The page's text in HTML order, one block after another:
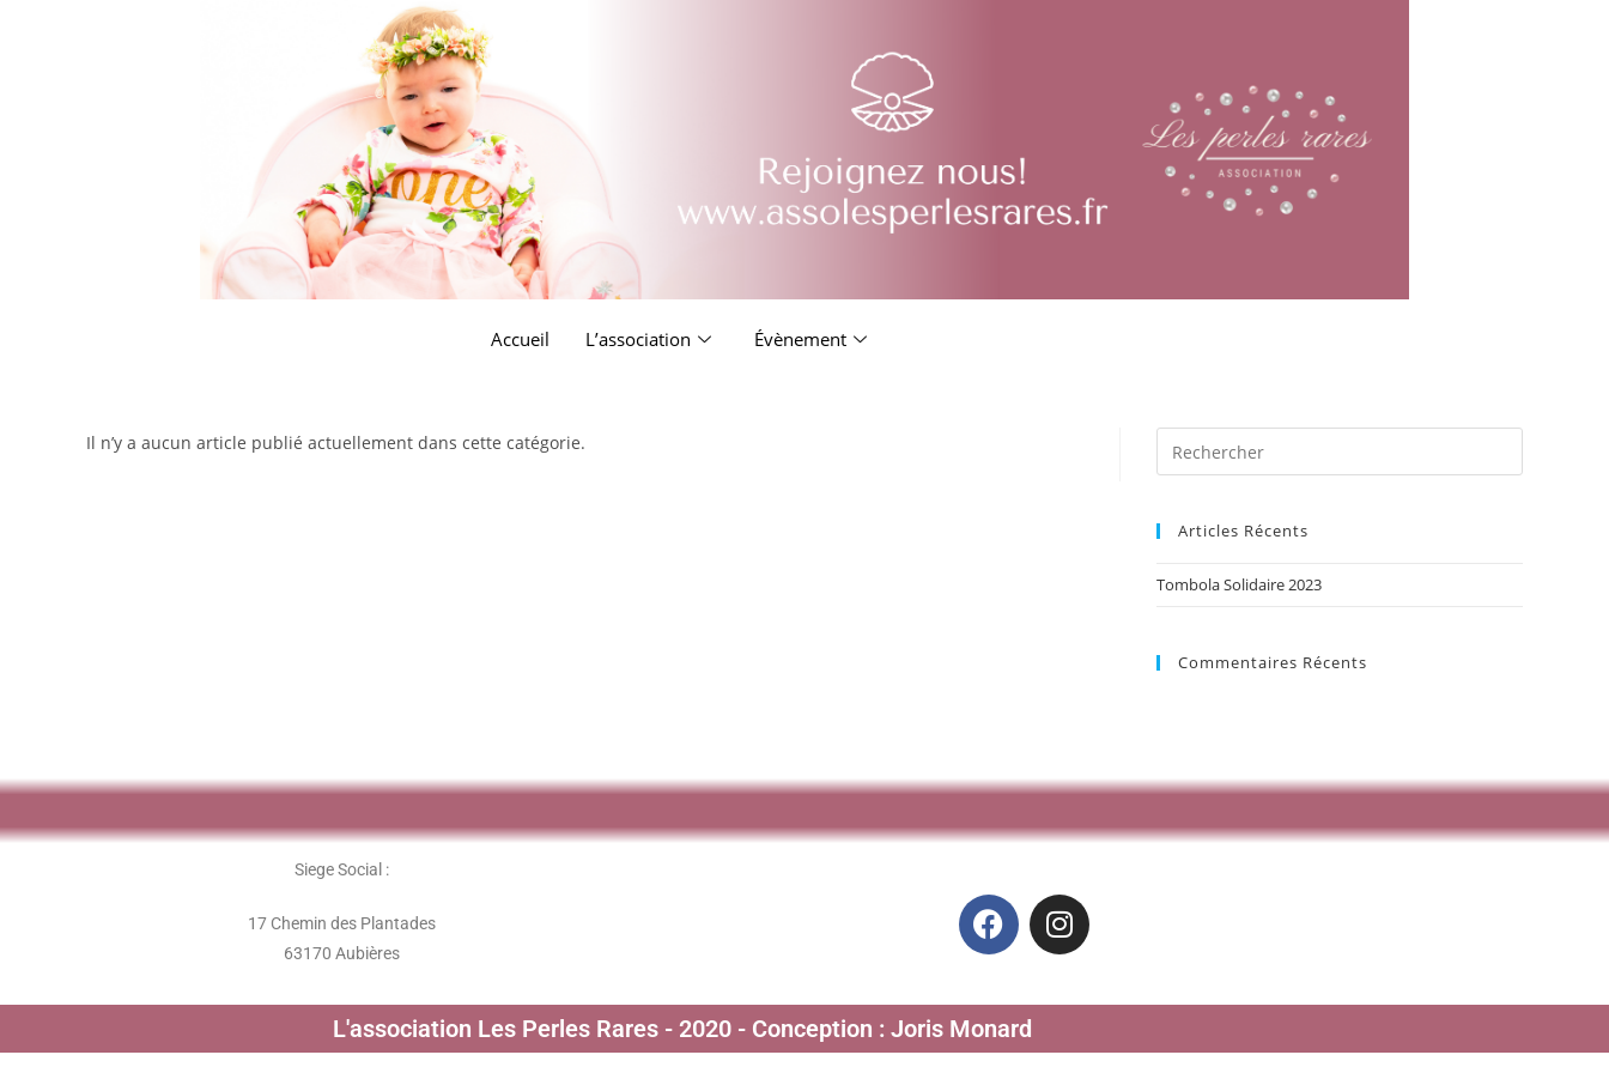
Accueil L’association Évènement
Il n’y a aucun article publié actuellement dans cette catégorie.
Articles Récents
Tombola Solidaire 2023
Commentaires Récents
Siege Social :
17 Chemin des Plantades
63170 Aubières
L'association Les Perles Rares - 2020 - Conception : Joris Monard